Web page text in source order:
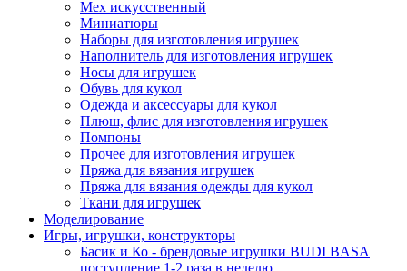
Мех искусственный
Миниатюры
Наборы для изготовления игрушек
Наполнитель для изготовления игрушек
Носы для игрушек
Обувь для кукол
Одежда и аксессуары для кукол
Плюш, флис для изготовления игрушек
Помпоны
Прочее для изготовления игрушек
Пряжа для вязания игрушек
Пряжа для вязания одежды для кукол
Ткани для игрушек
Моделирование
Игры, игрушки, конструкторы
Басик и Ко - брендовые игрушки BUDI BASA
поступление 1-2 раза в неделю.